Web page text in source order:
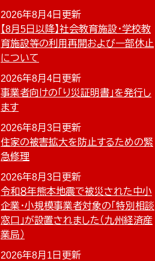
2026年8月4日更新
【8月5日以降】社会教育施設・学校教
育施設等の利用再開および一部休止
について
2026年8月4日更新
事業者向けの「り災証明書」を発行し
ます
2026年8月3日更新
住家の被害拡大を防止するための緊
急修理
2026年8月3日更新
令和８年熊本地震で被災された中小
企業・小規模事業者対象の「特別相談
窓口」が設置されました（九州経済産
業局）
2026年8月1日更新